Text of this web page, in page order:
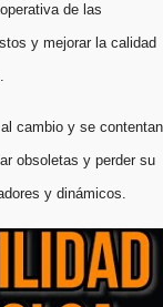
de las
y mejorar la calidad
cambio y se contentan
obsoletas y perder su
y dinámicos.